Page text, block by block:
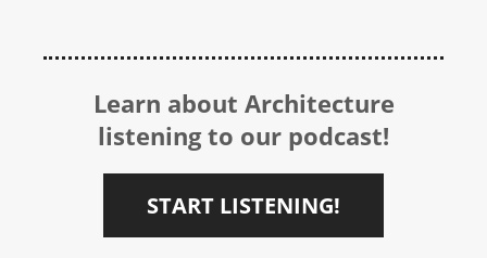
Learn about Architecture
listening to our podcast!
START LISTENING!